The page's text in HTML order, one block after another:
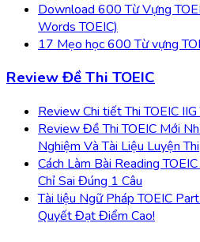
Download 600 Từ Vựng
Words TOEIC)
17 Mẹo học 600 Từ vựng
Review Đề Thi TOEIC
Review Chi tiết Thi TOEIC
Review Đề Thi TOEIC Mới
Nghiệm Và Tài Liệu Luyện Thi
Cách Làm Bài Reading
Chỉ Sai Đúng 1 Câu
Tài liệu Ngữ Pháp TOEIC
Quyết Đạt Điểm Cao!